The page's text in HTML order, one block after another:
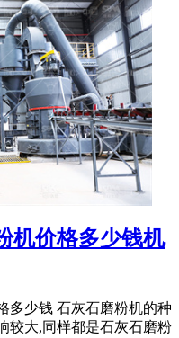
机价格多少钱机
多少钱 石灰石磨粉机的种
较大,同样都是石灰石磨粉